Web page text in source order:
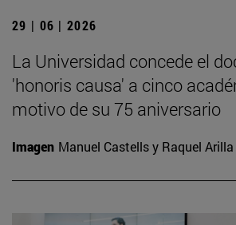
29 | 06 | 2026
La Universidad concede el
'honoris causa' a cinco
motivo de su 75 aniversario
Imagen Manuel Castells y Raquel Arilla